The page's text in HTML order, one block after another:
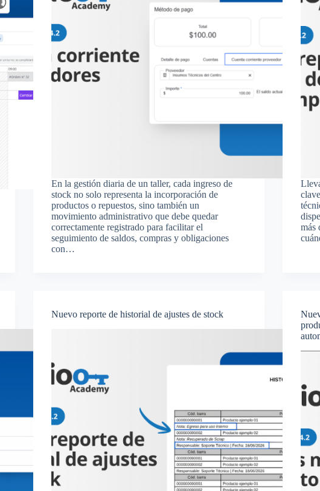
En la gestión diaria de un taller, cada ingreso de
stock no solo representa la incorporación de
productos o repuestos, sino también un
movimiento administrativo que debe quedar
correctamente registrado para facilitar el
seguimiento de saldos, compras y obligaciones
con…
más
Nuevo reporte de historial de ajustes de stock